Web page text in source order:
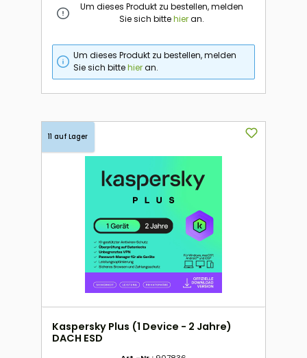
Um dieses Produkt zu bestellen, melden
Sie sich bittehieran.
Um dieses Produkt zu bestellen, melden
Sie sich bittehieran.
11 auf Lager
Kaspersky Plus (1 Device - 2 Jahre)
DACH ESD